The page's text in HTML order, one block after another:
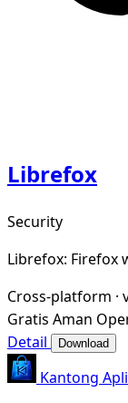
Librefox
Security
Librefox: Firefox
Cross-platform ·
Gratis Aman
Detail
Download
Kantong